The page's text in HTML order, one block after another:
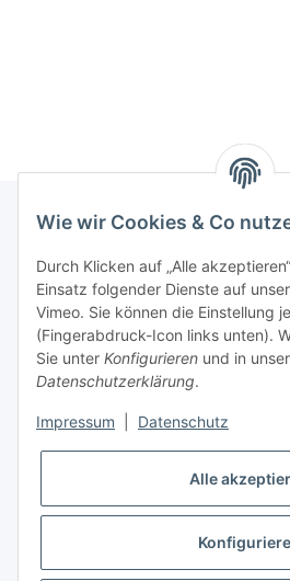
INFORMATIONEN
GESETZLICHE INFORMATIONEN
Kontakt
Mo - Fr:08:30 - 17:00 Uhr
Carsten:0177 – 44 33 642
Wie wir Cookies & Co
Durch Klicken auf „Alle
Einsatz folgender Dienste auf
Vimeo. Sie können die Einstellung
(Fingerabdruck-Icon links unten).
Sie unter Konfigurieren und in
Datenschutzerklärung.
Impressum Datenschutz
Alle